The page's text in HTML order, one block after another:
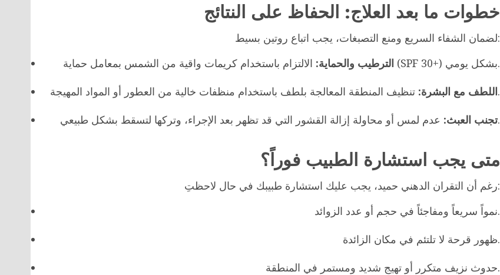
خطوات ما بعد العلاج: الحفاظ على النتائج
لضمان الشفاء السريع ومنع التصبغات، يجب اتباع روتين بسيط:
الترطيب والحماية:
الالتزام باستخدام كريمات واقية من الشمس بمعامل حماية (SPF 30+) بشكل يومي.
اللطف مع البشرة:تنظيف المنطقة المعالجة بلطف باستخدام منظفات خالية من العطور أو المواد المهيجة.
تجنب العبث:عدم لمس أو محاولة إزالة القشور التي قد تظهر بعد الإجراء، وتركها لتسقط بشكل طبيعي.
متى يجب استشارة الطبيب فوراً؟
رغم أن التقران الدهني حميد، يجب عليك استشارة طبيبك في حال لاحظتِ:
نمواً سريعاً ومفاجئاً في حجم أو عدد الزوائد.
ظهور قرحة لا تلتئم في مكان الزائدة.
حدوث نزيف متكرر أو تهيج شديد ومستمر في المنطقة.